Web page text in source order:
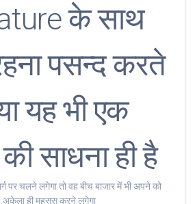
के साथ
पसन्द करते
यह भी एक
साधना ही है
पर चलने लगेगा तो वह बीच बाजार में भी अपने को
अकेला ही महसूस करने लगेगा